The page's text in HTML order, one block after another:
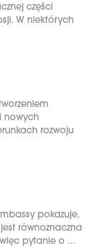
części
W niektórych
nowych
rozwoju
pokazuje,
równoznaczna
pytanie o ...